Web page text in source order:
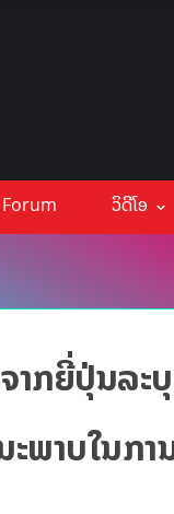
Forum ວິດີໂອ
າກຍີ່ປຸ່ນລະ
ພາບໃນກາ